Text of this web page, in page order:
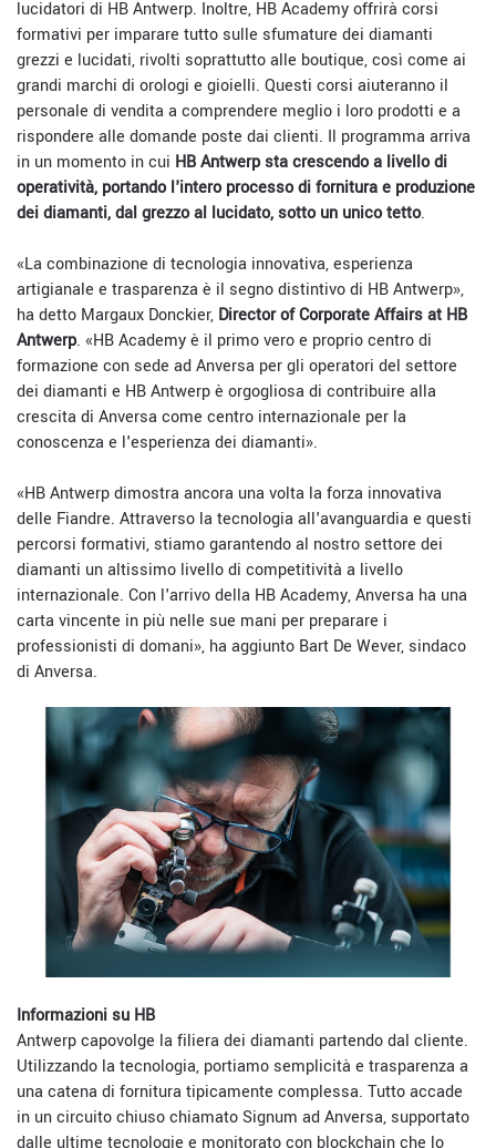
lucidatori di HB Antwerp. Inoltre, HB Academy offrirà corsi
formativi per imparare tutto sulle sfumature dei diamanti
grezzi e lucidati, rivolti soprattutto alle boutique, così come ai
grandi marchi di orologi e gioielli. Questi corsi aiuteranno il
personale di vendita a comprendere meglio i loro prodotti e a
rispondere alle domande poste dai clienti. Il programma arriva
in un momento in cui HB Antwerp sta crescendo a livello di
operatività, portando l'intero processo di fornitura e produzione
dei diamanti, dal grezzo al lucidato, sotto un unico tetto.
«La combinazione di tecnologia innovativa, esperienza
artigianale e trasparenza è il segno distintivo di HB Antwerp»,
ha detto Margaux Donckier, Director of Corporate Affairs at HB
Antwerp. «HB Academy è il primo vero e proprio centro di
formazione con sede ad Anversa per gli operatori del settore
dei diamanti e HB Antwerp è orgogliosa di contribuire alla
crescita di Anversa come centro internazionale per la
conoscenza e l'esperienza dei diamanti».
«HB Antwerp dimostra ancora una volta la forza innovativa
delle Fiandre. Attraverso la tecnologia all'avanguardia e questi
percorsi formativi, stiamo garantendo al nostro settore dei
diamanti un altissimo livello di competitività a livello
internazionale. Con l'arrivo della HB Academy, Anversa ha una
carta vincente in più nelle sue mani per preparare i
professionisti di domani», ha aggiunto Bart De Wever, sindaco
di Anversa.
Informazioni su HB
Antwerp capovolge la filiera dei diamanti partendo dal cliente.
Utilizzando la tecnologia, portiamo semplicità e trasparenza a
una catena di fornitura tipicamente complessa. Tutto accade
in un circuito chiuso chiamato Signum ad Anversa, supportato
dalle ultime tecnologie e monitorato con blockchain che lo